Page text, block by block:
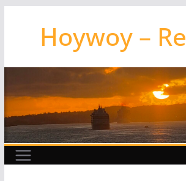
springenHoywoy –